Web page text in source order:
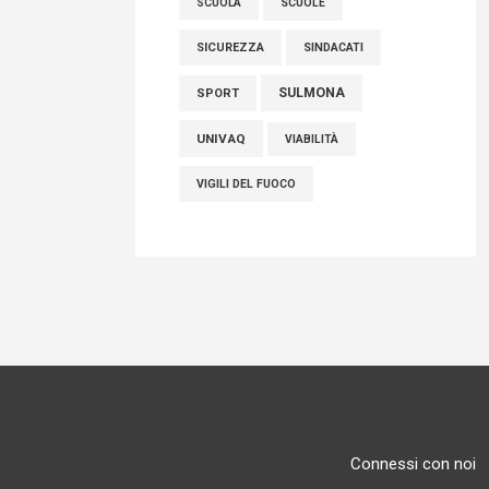
SCUOLA
SICUREZZA SINDACATI
SPORT SULMONA
UNIVAQ VIABILITÀ
VIGILI DEL FUOCO
Connessi con noi